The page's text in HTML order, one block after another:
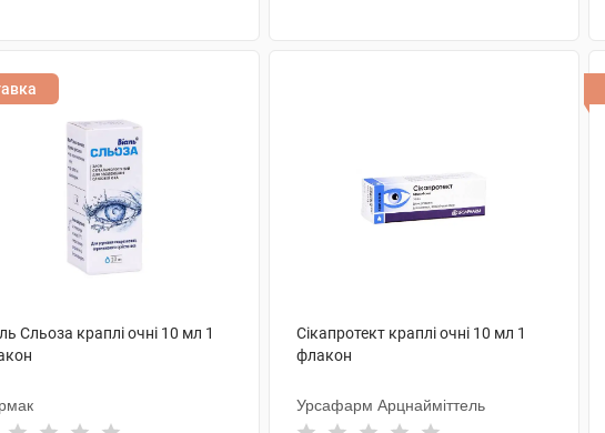
Сльоза краплі очні 10 мл 1
Сікапротект краплі очні 10 мл 1
флакон
Урсафарм Арцнайміттель